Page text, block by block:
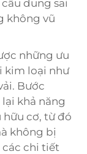
dung sai
không vũ
những ưu
kim loại như
Bước
khả năng
cơ, từ đó
không bị
các chi tiết